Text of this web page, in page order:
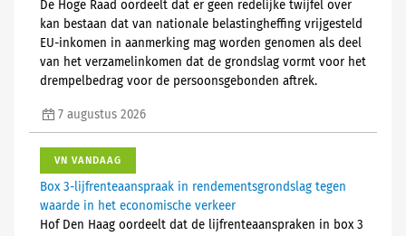
De Hoge Raad oordeelt dat er geen redelijke twijfel over
kan bestaan dat van nationale belastingheffing vrijgesteld
EU-inkomen in aanmerking mag worden genomen als deel
van het verzamelinkomen dat de grondslag vormt voor het
drempelbedrag voor de persoonsgebonden aftrek.
7 augustus 2026
VN VANDAAG
Box 3-lijfrenteaanspraak in rendementsgrondslag tegen
waarde in het economische verkeer
Hof Den Haag oordeelt dat de lijfrenteaanspraken in box 3